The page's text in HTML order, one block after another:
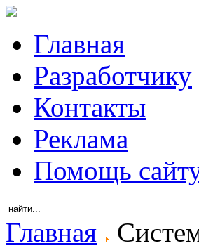
Главная
Разработчику
Контакты
Реклама
Помощь
Главная